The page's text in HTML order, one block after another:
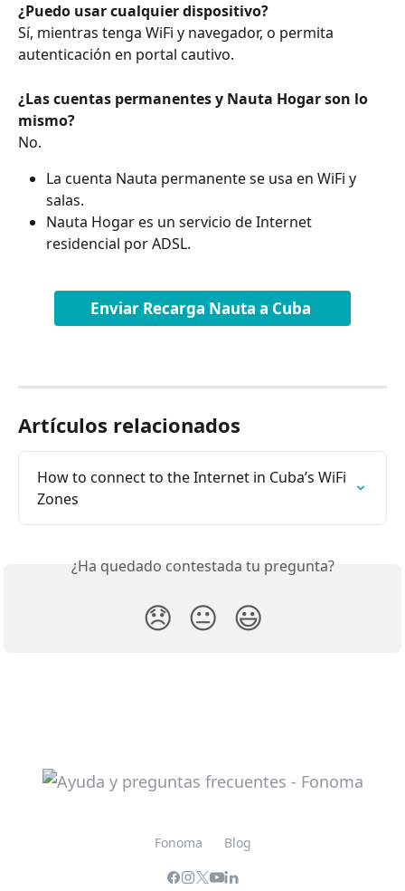
¿Puedo usar cualquier dispositivo?
Sí, mientras tenga WiFi y navegador, o permita
autenticación en portal cautivo.
¿Las cuentas permanentes y Nauta Hogar son lo
mismo?
No.
La cuenta Nauta permanente se usa en WiFi y
salas.
Nauta Hogar es un servicio de Internet
residencial por ADSL.
Enviar Recarga Nauta a Cuba
Artículos relacionados
How to connect to the Internet in Cuba’s WiFi
Zones
¿Ha quedado contestada tu pregunta?
😞 😐 😃
Fonoma Blog